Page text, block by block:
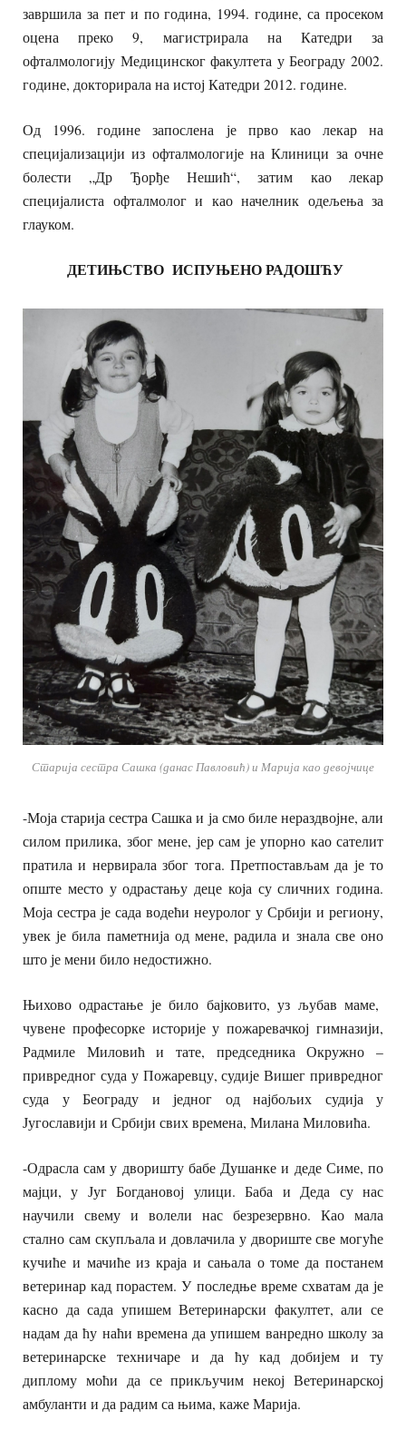
завршила за пет и по година, 1994. године, са просеком
оцена преко 9, магистрирала на Катедри за
офталмологију Медицинског факултета у Београду 2002.
године, докторирала на истој Катедри 2012. године.
Од 1996. године запослена је прво као лекар на
специјализацији из офталмологије на Клиници за очне
болести „Др Ђорђе Нешић“, затим као лекар
специјалиста офталмолог и као начелник одељења за
глауком.
ДЕТИЊСТВО ИСПУЊЕНО РАДОШЋУ
Старија сестра Сашка (данас Павловић) и Марија као девојчице
-Моја старија сестра Сашка и ја смо биле нераздвојне, али
силом прилика, због мене, јер сам је упорно као сателит
пратила и нервирала због тога. Претпостављам да је то
опште место у одрастању деце која су сличних година.
Моја сестра је сада водећи неуролог у Србији и региону,
увек је била паметнија од мене, радила и знала све оно
што је мени било недостижно.
Њихово одрастање је било бајковито, уз љубав маме,
чувене професорке историје у пожаревачкој гимназији,
Радмиле Миловић и тате, председника Окружно –
привредног суда у Пожаревцу, судије Вишег привредног
суда у Београду и једног од најбољих судија у
Југославији и Србији свих времена, Милана Миловића.
-Одрасла сам у дворишту бабе Душанке и деде Симе, по
мајци, у Југ Богдановој улици. Баба и Деда су нас
научили свему и волели нас безрезервно. Као мала
стално сам скупљала и довлачила у двориште све могуће
кучиће и мачиће из краја и сањала о томе да постанем
ветеринар кад порастем. У последње време схватам да је
касно да сада упишем Ветеринарски факултет, али се
надам да ћу наћи времена да упишем ванредно школу за
ветеринарске техничаре и да ћу кад добијем и ту
диплому моћи да се прикључим некој Ветеринарској
амбуланти и да радим са њима, каже Марија.